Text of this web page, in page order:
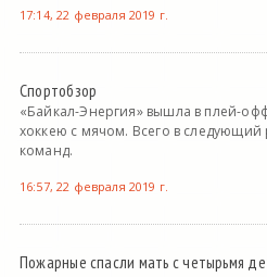
17:14, 22 февраля 2019 г.
Спортобзор
«Байкал-Энергия» вышла в плей-
хоккею с мячом. Всего в
команд.
16:57, 22 февраля 2019 г.
Пожарные спасли мать с четырьмя